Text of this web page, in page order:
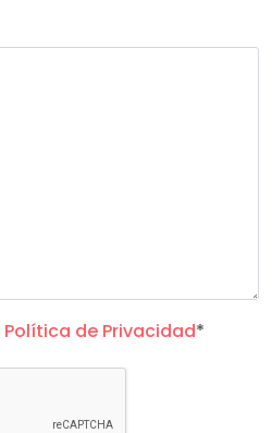
Política de Privacidad*